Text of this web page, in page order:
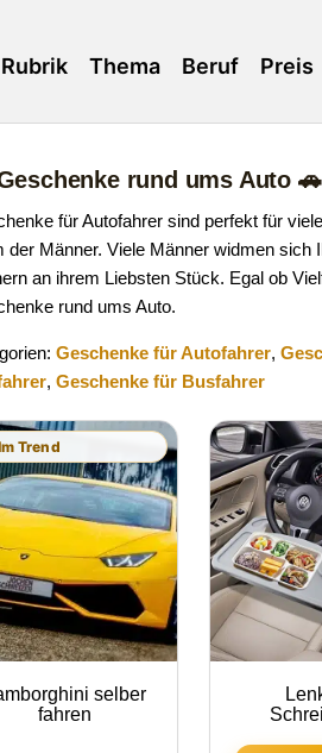
Rubrik Thema Beruf Preis
rund ums Auto
für Autofahrer sind perfekt für
der Männer. Viele Männer widmen
an ihrem Liebsten Stück. Egal ob
rund ums Auto.
Geschenke für Autofahrer,
,Geschenke für Busfahrer
Trend
selber
fahren